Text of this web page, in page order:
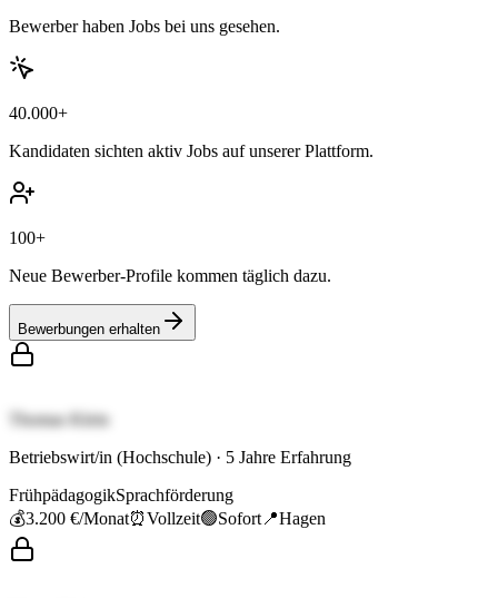
Bewerber haben Jobs bei uns gesehen.
40.000+
Kandidaten sichten aktiv Jobs auf unserer Plattform.
100+
Neue Bewerber-Profile kommen täglich dazu.
Bewerbungen erhalten
Thomas Klein
Betriebswirt/in (Hochschule) · 5 Jahre Erfahrung
FrühpädagogikSprachförderung
💰3.200 €/Monat⏰Vollzeit🟢Sofort 📍Hagen